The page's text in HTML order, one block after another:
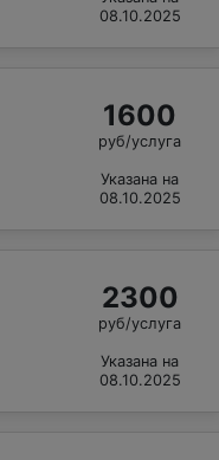
08.10.2025
1600
руб/услуга
Указана на
08.10.2025
2300
руб/услуга
Указана на
08.10.2025